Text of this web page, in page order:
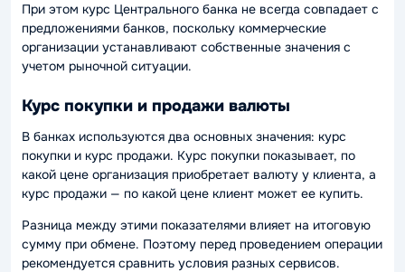
При этом курс Центрального банка не всегда совпадает с
предложениями банков, поскольку коммерческие
организации устанавливают собственные значения с
учетом рыночной ситуации.
Курс покупки и продажи валюты
В банках используются два основных значения: курс
покупки и курс продажи. Курс покупки показывает, по
какой цене организация приобретает валюту у клиента, а
курс продажи — по какой цене клиент может ее купить.
Разница между этими показателями влияет на итоговую
сумму при обмене. Поэтому перед проведением операции
рекомендуется сравнить условия разных сервисов.